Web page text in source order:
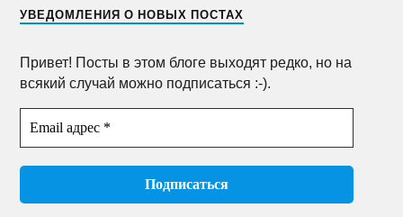
УВЕДОМЛЕНИЯ О НОВЫХ ПОСТАХ
Привет! Посты в этом блоге выходят редко, но на
всякий случай можно подписаться :-).